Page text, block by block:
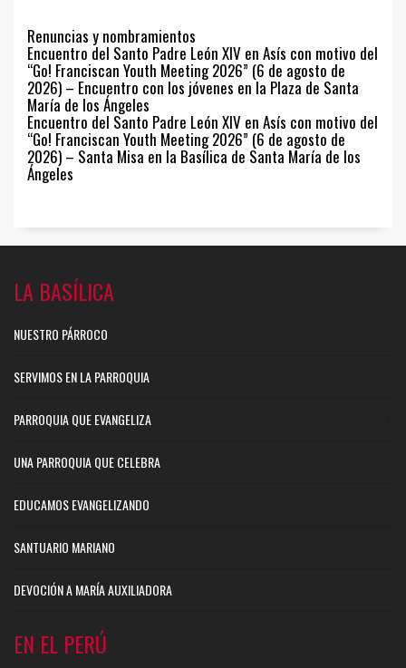
Renuncias y nombramientos
Encuentro del Santo Padre León XIV en Asís con motivo del
“Go! Franciscan Youth Meeting 2026” (6 de agosto de
2026) – Encuentro con los jóvenes en la Plaza de Santa
María de los Ángeles
Encuentro del Santo Padre León XIV en Asís con motivo del
“Go! Franciscan Youth Meeting 2026” (6 de agosto de
2026) – Santa Misa en la Basílica de Santa María de los
Ángeles
LA BASÍLICA
NUESTRO PÁRROCO
SERVIMOS EN LA PARROQUIA
PARROQUIA QUE EVANGELIZA
UNA PARROQUIA QUE CELEBRA
EDUCAMOS EVANGELIZANDO
SANTUARIO MARIANO
DEVOCIÓN A MARÍA AUXILIADORA
EN EL PERÚ